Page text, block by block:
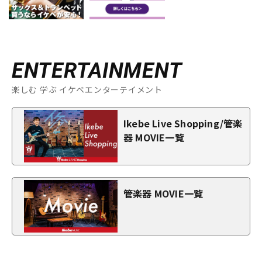
ENTERTAINMENT
楽しむ 学ぶ イケベエンターテイメント
Ikebe Live Shopping/管楽
器 MOVIE一覧
管楽器 MOVIE一覧